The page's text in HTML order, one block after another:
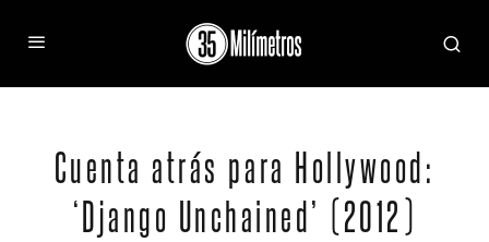
Cuenta atrás para Hollywood:
‘Django Unchained’ (2012)